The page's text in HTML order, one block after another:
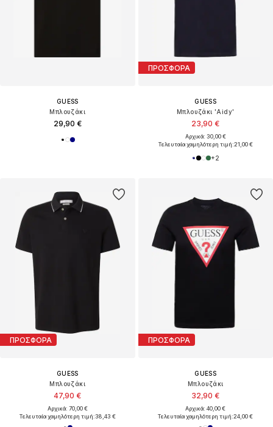
GUESS
Μπλουζάκι
29,90 €
ΠΡΟΣΦΟΡΑ
GUESS
Μπλουζάκι 'Aidy'
23,90 €
Αρχικά: 30,00 €
Τελευταία χαμηλότερη τιμή:21,00 €
+2
ΠΡΟΣΦΟΡΑ
GUESS
Μπλουζάκι
47,90 €
Αρχικά: 70,00 €
Τελευταία χαμηλότερη τιμή:38,43 €
ΠΡΟΣΦΟΡΑ
GUESS
Μπλουζάκι
32,90 €
Αρχικά: 40,00 €
Τελευταία χαμηλότερη τιμή:24,00 €